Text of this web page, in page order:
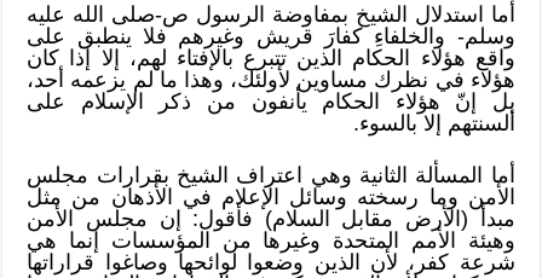
أما استدلال الشيخ بمفاوضة الرسول ص-صلى الله عليه
وسلم- والخلفاءِ كفارَ قريش وغيرهم فلا ينطبق على
واقع هؤلاء الحكام الذين تتبرع بالإفتاء لهم، إلا إذا كان
هؤلاء في نظرك مساوين لأولئك، وهذا ما لم يزعمه أحد،
بل إنّ هؤلاء الحكام يأنفون من ذكر الإسلام على
ألسنتهم إلا بالسوء.
أما المسألة الثانية وهي اعتراف الشيخ بقرارات مجلس
الأمن وما رسخته وسائل الإعلام في الأذهان من مثل
مبدأ (الأرض مقابل السلام) فأقول: إن مجلس الأمن
وهيئة الأمم المتحدة وغيرها من المؤسسات إنما هي
شرعة كفر، لأن الذين وضعوا لوائحها وصاغوا قراراتها